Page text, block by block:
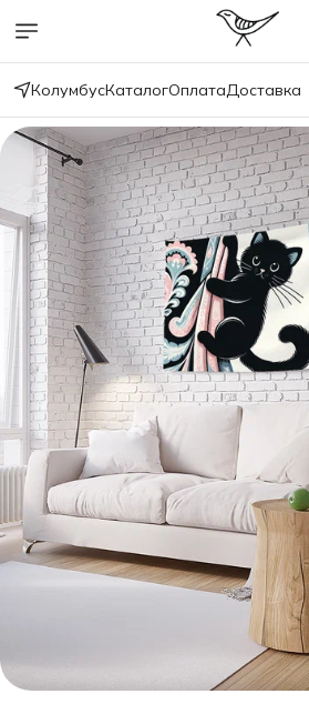
КолумбусКаталогОплатаДоставка